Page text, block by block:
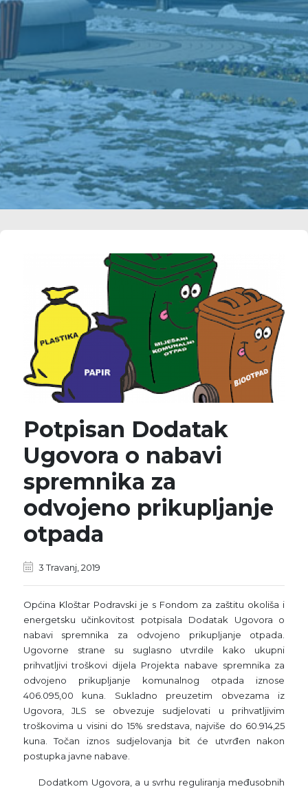
Potpisan Dodatak
Ugovora o nabavi
spremnika za
odvojeno prikupljanje
otpada
3 Travanj, 2019
Općina Kloštar Podravski je s Fondom za zaštitu okoliša i
energetsku učinkovitost potpisala Dodatak Ugovora o
nabavi spremnika za odvojeno prikupljanje otpada.
Ugovorne strane su suglasno utvrdile kako ukupni
prihvatljivi troškovi dijela Projekta nabave spremnika za
odvojeno prikupljanje komunalnog otpada iznose
406.095,00 kuna. Sukladno preuzetim obvezama iz
Ugovora, JLS se obvezuje sudjelovati u prihvatljivim
troškovima u visini do 15% sredstava, najviše do 60.914,25
kuna. Točan iznos sudjelovanja bit će utvrđen nakon
postupka javne nabave.
Dodatkom Ugovora, a u svrhu reguliranja međusobnih